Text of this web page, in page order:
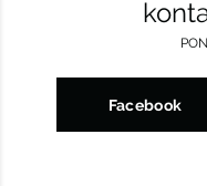
Facebook